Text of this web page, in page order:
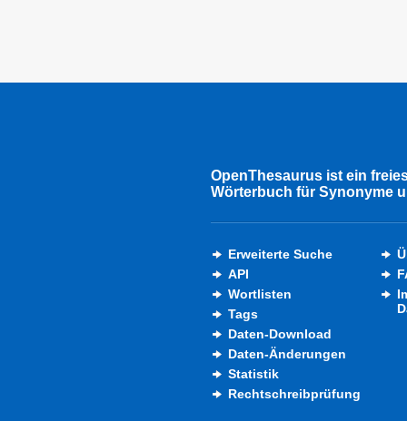
OpenThesaurus ist ein
Wörterbuch für Synonyme
Erweiterte Suche
API
Wortlisten
Tags
Daten-Download
Daten-Änderungen
Statistik
Rechtschreibprüfung